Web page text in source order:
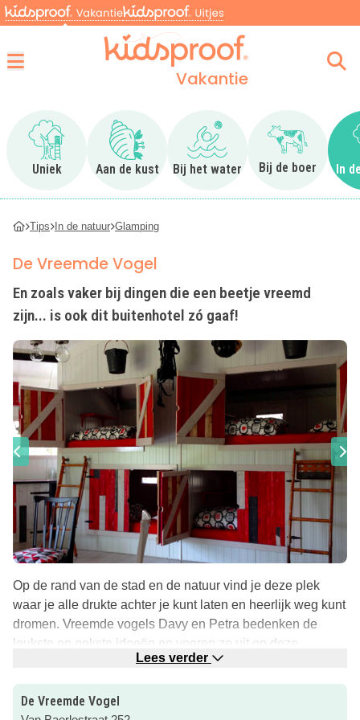
Vakantie
Uniek
Ga naar Uniek
Aan de kust
Ga naar Aan de kust
Bij het water
Ga naar Bij het water
Bij de boer
Ga naar Bij
In
Tips In de natuur Glamping
De Vreemde Vogel
En zoals vaker bij dingen die een beetje vreemd
zijn... is ook dit buitenhotel zó gaaf!
Op de rand van de stad en de natuur vind je deze plek
waar je alle drukte achter je kunt laten en heerlijk weg kunt
dromen. Vreemde vogels Davy en Petra bedenken de
leukste en gekste ideeën en voeren ze uit op deze
fantastische plek. Zo komt het dat je hier in de meest
bijzondere accommodaties kunt overnachten!
Kom bij de Vreemde Vogel genieten van buitenleven,
Lees verder
De Vreemde Vogel